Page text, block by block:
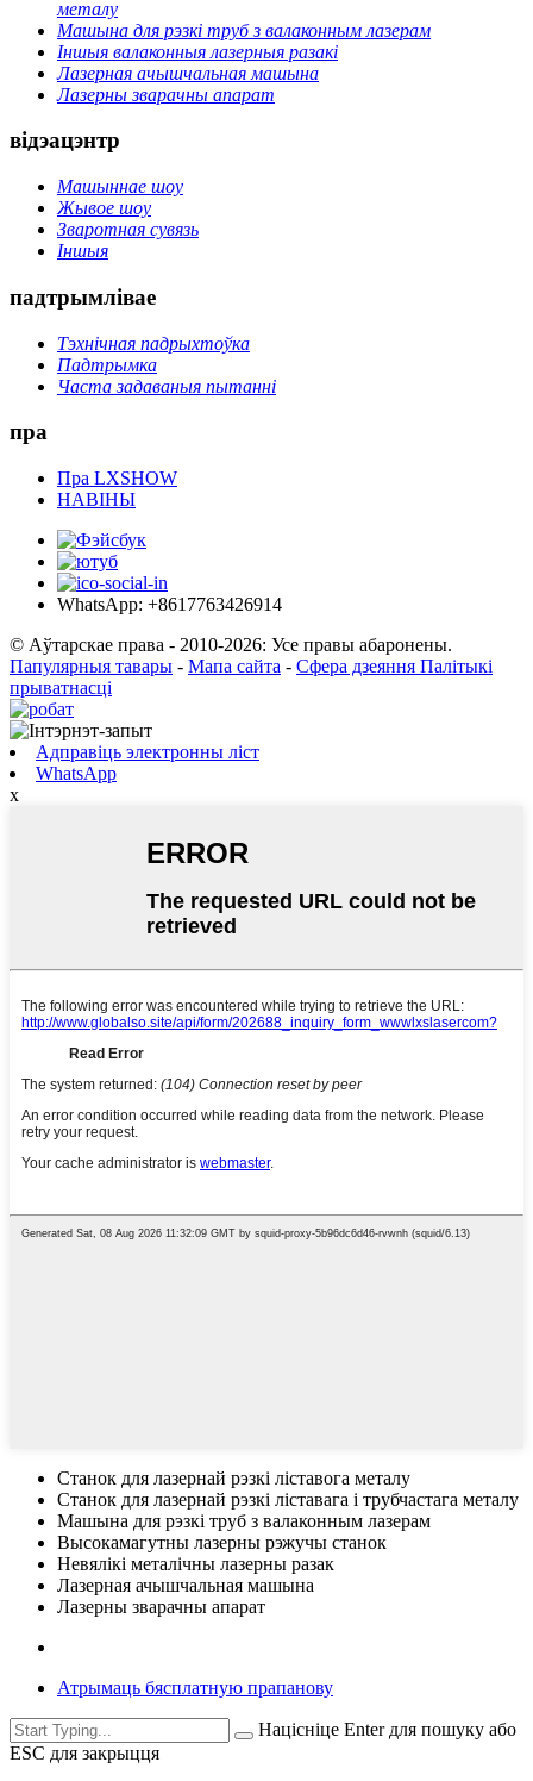
металу
Машына для рэзкі труб з валаконным лазерам
Іншыя валаконныя лазерныя разакі
Лазерная ачышчальная машына
Лазерны зварачны апарат
відэацэнтр
Машыннае шоу
Жывое шоу
Зваротная сувязь
Іншыя
падтрымлівае
Тэхнічная падрыхтоўка
Падтрымка
Часта задаваныя пытанні
пра
Пра LXSHOW
НАВІНЫ
WhatsApp: +8617763426914
© Аўтарскае права - 2010-2026: Усе правы абаронены.
Папулярныя тавары - Мапа сайта - Сфера дзеяння Палітыкі
прыватнасці
Адправіць электронны ліст
WhatsApp
x
Станок для лазернай рэзкі ліставога металу
Станок для лазернай рэзкі ліставага і трубчастага металу
Машына для рэзкі труб з валаконным лазерам
Высокамагутны лазерны рэжучы станок
Невялікі металічны лазерны разак
Лазерная ачышчальная машына
Лазерны зварачны апарат
Атрымаць бясплатную прапанову
Націсніце Enter для пошуку або
ESC для закрыцця